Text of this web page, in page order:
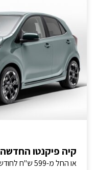
קיה פיקנטו החדשה
או החל מ-599 ש"ח לחודש